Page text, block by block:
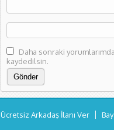
Daha sonraki
kaydedilsin.
Ücretsiz Arkadaş İlanı Ver